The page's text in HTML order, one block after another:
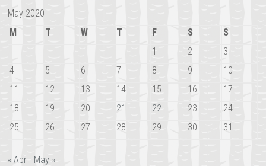
May 2020
M
T W T F S
S
1
2
3
4
5 6 7 8 9
10
11
12 13 14 15 16
17
18
19 20 21 22 23
24
25
26 27 28 29 30 31
« Apr May »